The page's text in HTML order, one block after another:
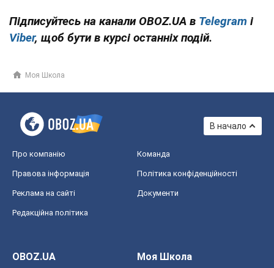
Підписуйтесь на канали OBOZ.UA в Telegram і
Viber, щоб бути в курсі останніх подій.
Моя Школа
В начало
Про компанію Команда
Правова інформація Політика конфіденційності
Реклама на сайті Документи
Редакційна політика
OBOZ.UA
Моя Школа